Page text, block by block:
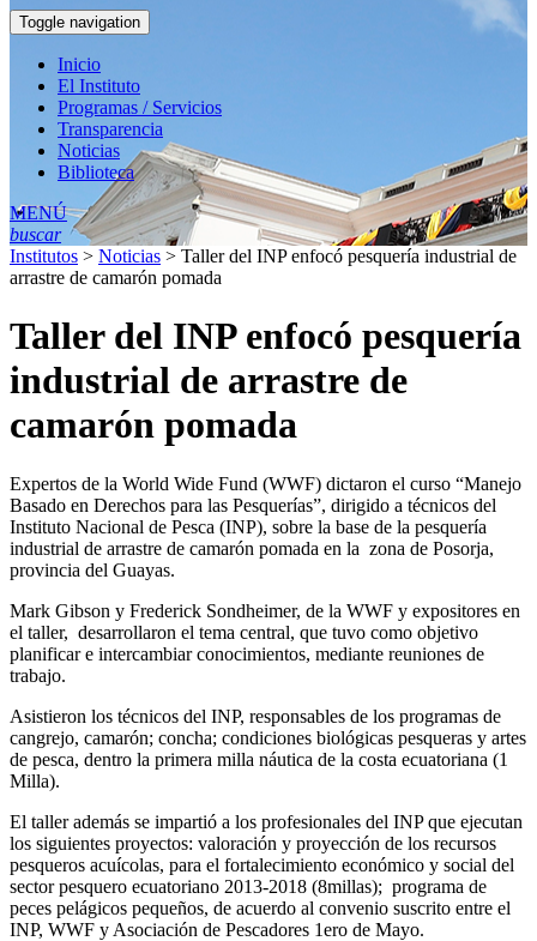
Toggle navigation
Inicio
El Instituto
Programas / Servicios
Transparencia
Noticias
Biblioteca
MENÚ
buscar
Institutos > Noticias > Taller del INP enfocó pesquería industrial de
arrastre de camarón pomada
Taller del INP enfocó pesquería
industrial de arrastre de
camarón pomada
Expertos de la World Wide Fund (WWF) dictaron el curso “Manejo
Basado en Derechos para las Pesquerías”, dirigido a técnicos del
Instituto Nacional de Pesca (INP), sobre la base de la pesquería
industrial de arrastre de camarón pomada en la zona de Posorja,
provincia del Guayas.
Mark Gibson y Frederick Sondheimer, de la WWF y expositores en
el taller, desarrollaron el tema central, que tuvo como objetivo
planificar e intercambiar conocimientos, mediante reuniones de
trabajo.
Asistieron los técnicos del INP, responsables de los programas de
cangrejo, camarón; concha; condiciones biológicas pesqueras y artes
de pesca, dentro la primera milla náutica de la costa ecuatoriana (1
Milla).
El taller además se impartió a los profesionales del INP que ejecutan
los siguientes proyectos: valoración y proyección de los recursos
pesqueros acuícolas, para el fortalecimiento económico y social del
sector pesquero ecuatoriano 2013-2018 (8millas); programa de
peces pelágicos pequeños, de acuerdo al convenio suscrito entre el
INP, WWF y Asociación de Pescadores 1ero de Mayo.